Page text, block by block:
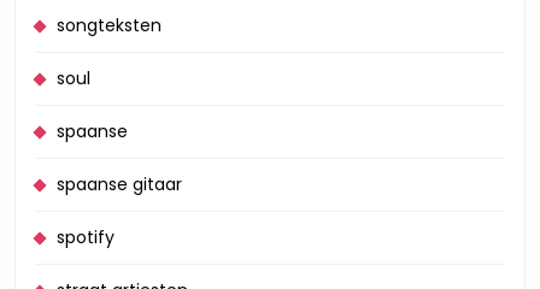
songteksten
soul
spaanse
spaanse gitaar
spotify